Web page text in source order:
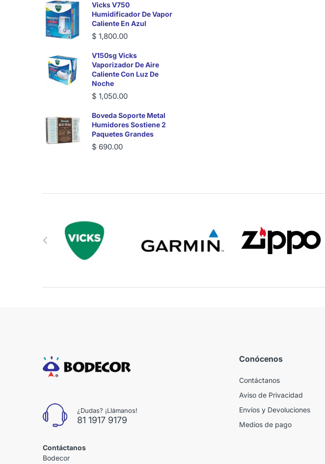
Vicks V750
Humidificador De Vapor
Caliente En Azul
$ 1,800.00
V150sg Vicks
Vaporizador De Aire
Caliente Con Luz De
Noche
$ 1,050.00
Boveda Soporte Metal
Humidores Sostiene 2
Paquetes Grandes
$ 690.00
¿Dudas? ¡Llámanos!
81 1917 9179
Contáctanos
Bodecor
Conócenos
Contáctanos
Aviso de Privacidad
Envíos y Devoluciones
Medios de pago